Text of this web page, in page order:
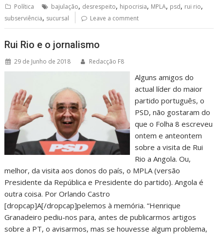
Política bajulação, desrespeito, hipocrisia, MPLA, psd, rui rio,
subserviência, sucursal Leave a comment
Rui Rio e o jornalismo
29 de Junho de 2018 Redacção F8
Alguns amigos do
actual líder do maior
partido português, o
PSD, não gostaram do
que o Folha 8 escreveu
ontem e anteontem
sobre a visita de Rui
Rio a Angola. Ou,
melhor, da visita aos donos do país, o MPLA (versão
Presidente da República e Presidente do partido). Angola é
outra coisa. Por Orlando Castro
[dropcap]A[/dropcap]pelemos à memória. “Henrique
Granadeiro pediu-nos para, antes de publicarmos artigos
sobre a PT, o avisarmos, mas se houvesse algum problema,